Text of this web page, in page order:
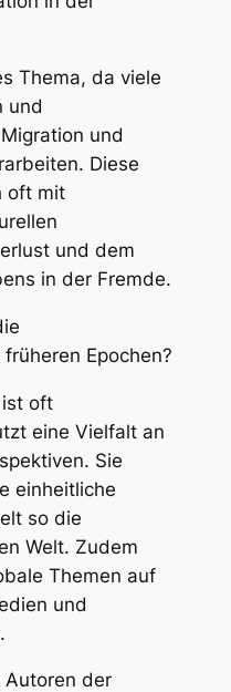
Thema, da viele
und
und
Diese
oft mit
und dem
in der Fremde.
Epochen?
oft
eine Vielfalt an
Sie
einheitliche
so die
Welt. Zudem
Themen auf
und
Autoren der